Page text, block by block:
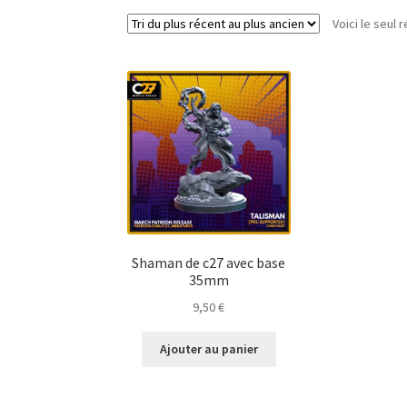
Voici le seul
Shaman de c27 avec base
35mm
9,50€
Ajouter au panier